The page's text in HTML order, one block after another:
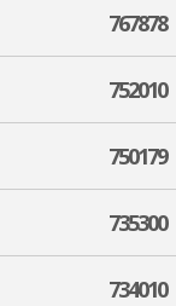
767878
752010
750179
735300
734010